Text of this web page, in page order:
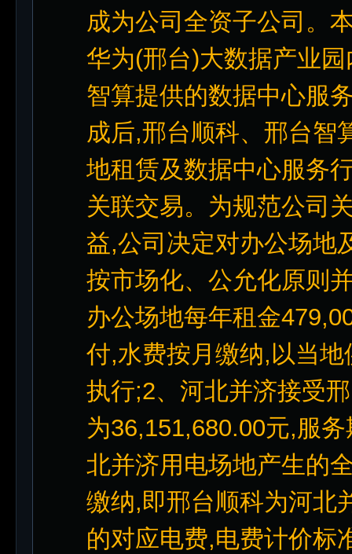
成为公司全资子公司。
华为(邢台)大数据产业
智算提供的数据中心服
成后,邢台顺科、邢台智
地租赁及数据中心服务
关联交易。为规范公司
益,公司决定对办公场地
按市场化、公允化原则
办公场地每年租金
付,水费按月缴纳,以当
执行;2、河北并济接受
为36,151,680.00元,服
北并济用电场地产生的
缴纳,即邢台顺科为河北
的对应电费,电费计价标